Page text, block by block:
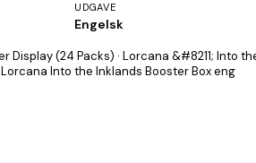
UDGAVE
Engelsk
(24 Packs) · Lorcana &#8211; Into
Lorcana Into the Inklands Booster Box eng